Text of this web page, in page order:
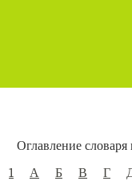
Оглавление
1
А Б В Г